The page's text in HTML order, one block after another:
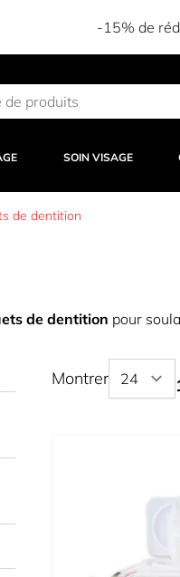
-15% de
SOIN VISAGE
de dentition
de dentition pour
Montrer